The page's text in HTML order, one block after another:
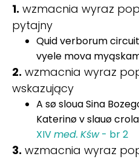
1. wzmacnia wyraz
pytajny
Quid verborum
vyele mova
2. wzmacnia wyraz
wskazujący
A sø sloua Sina
Katerinø v slauø
XIVmed. Kśw- br 2
3. wzmacnia wyraz